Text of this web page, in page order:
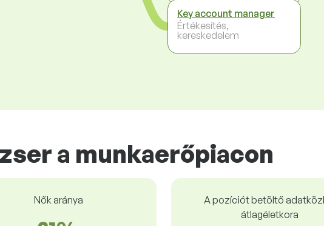
Key account manager
Értékesítés,
kereskedelem
a munkaerőpiacon
Nők aránya
A pozíciót betöltő
átlagéletkora